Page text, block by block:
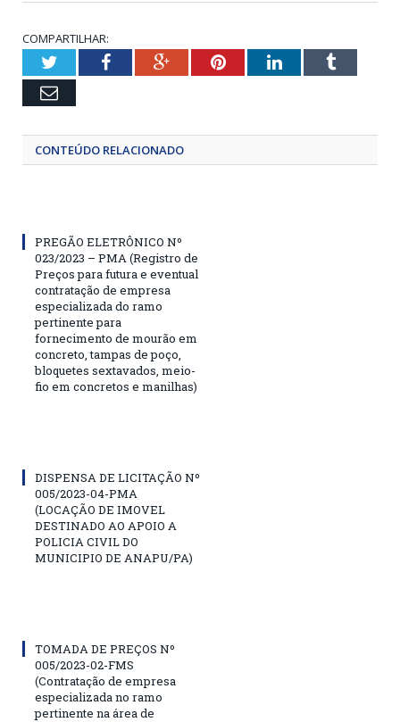
COMPARTILHAR:
TwitterFacebookGoogle+PinterestLinkedInTumblr
Email
CONTEÚDO RELACIONADO
PREGÃO ELETRÔNICO Nº
023/2023 – PMA (Registro de
Preços para futura e eventual
contratação de empresa
especializada do ramo
pertinente para
fornecimento de mourão em
concreto, tampas de poço,
bloquetes sextavados, meio-
fio em concretos e manilhas)
DISPENSA DE LICITAÇÃO Nº
005/2023-04-PMA
(LOCAÇÃO DE IMOVEL
DESTINADO AO APOIO A
POLICIA CIVIL DO
MUNICIPIO DE ANAPU/PA)
TOMADA DE PREÇOS Nº
005/2023-02-FMS
(Contratação de empresa
especializada no ramo
pertinente na área de